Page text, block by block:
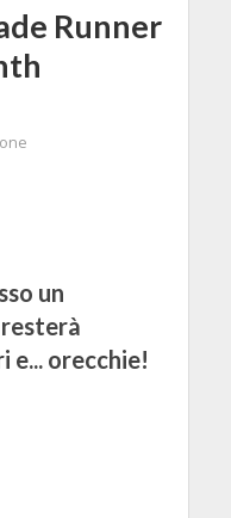
Runner
un
e... orecchie!